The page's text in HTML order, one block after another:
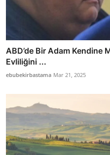
ABD’de Bir Adam Kendine
Evliliğini ...
ebubekirbastama Mar 21, 2025